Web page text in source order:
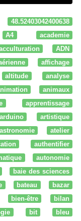
48.52403042400638
A4
academie
ADN
affichage
altitude
analyse
animaux
apprentissage
arduino
artistique
astronomie
atelier
authentifier
autonomie
baie des sciences
bateau
bazar
bien-être
bilan
bit
bleu